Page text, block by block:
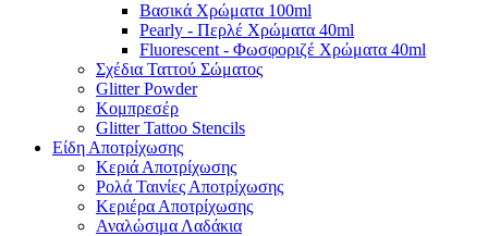
Βασικά Χρώματα 100ml
Pearly - Περλέ Χρώματα 40ml
Fluorescent - Φωσφοριζέ Χρώματα 40ml
Σχέδια Ταττού Σώματος
Glitter Powder
Κομπρεσέρ
Glitter Tattoo Stencils
Είδη Αποτρίχωσης
Κεριά Αποτρίχωσης
Ρολά Ταινίες Αποτρίχωσης
Κεριέρα Αποτρίχωσης
Αναλώσιμα Λαδάκια